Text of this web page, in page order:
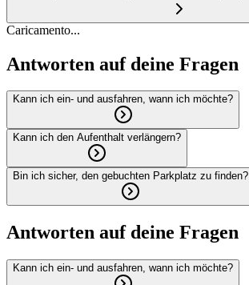
Caricamento...
Antworten auf deine Fragen
Kann ich ein- und ausfahren, wann ich möchte?
Kann ich den Aufenthalt verlängern?
Bin ich sicher, den gebuchten Parkplatz zu finden?
Antworten auf deine Fragen
Kann ich ein- und ausfahren, wann ich möchte?